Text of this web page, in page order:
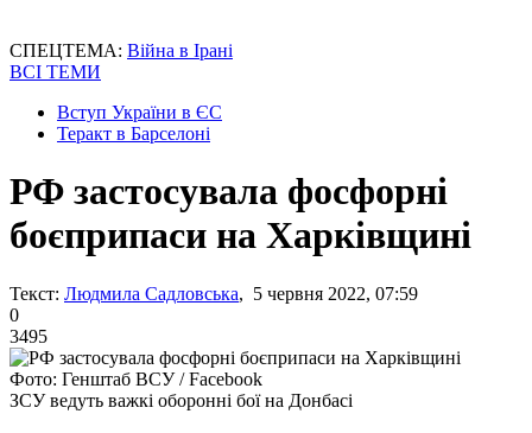
СПЕЦТЕМА: Війна в Ірані
ВСІ ТЕМИ
Вступ України в ЄС
Теракт в Барселоні
РФ застосувала фосфорні
боєприпаси на Харківщині
Текст: Людмила Садловська, 5 червня 2022, 07:59
0
3495
Фото: Генштаб ВСУ / Facebook
ЗСУ ведуть важкі оборонні бої на Донбасі